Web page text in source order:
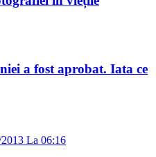
a fost aprobat. Iata ce
La 06:16